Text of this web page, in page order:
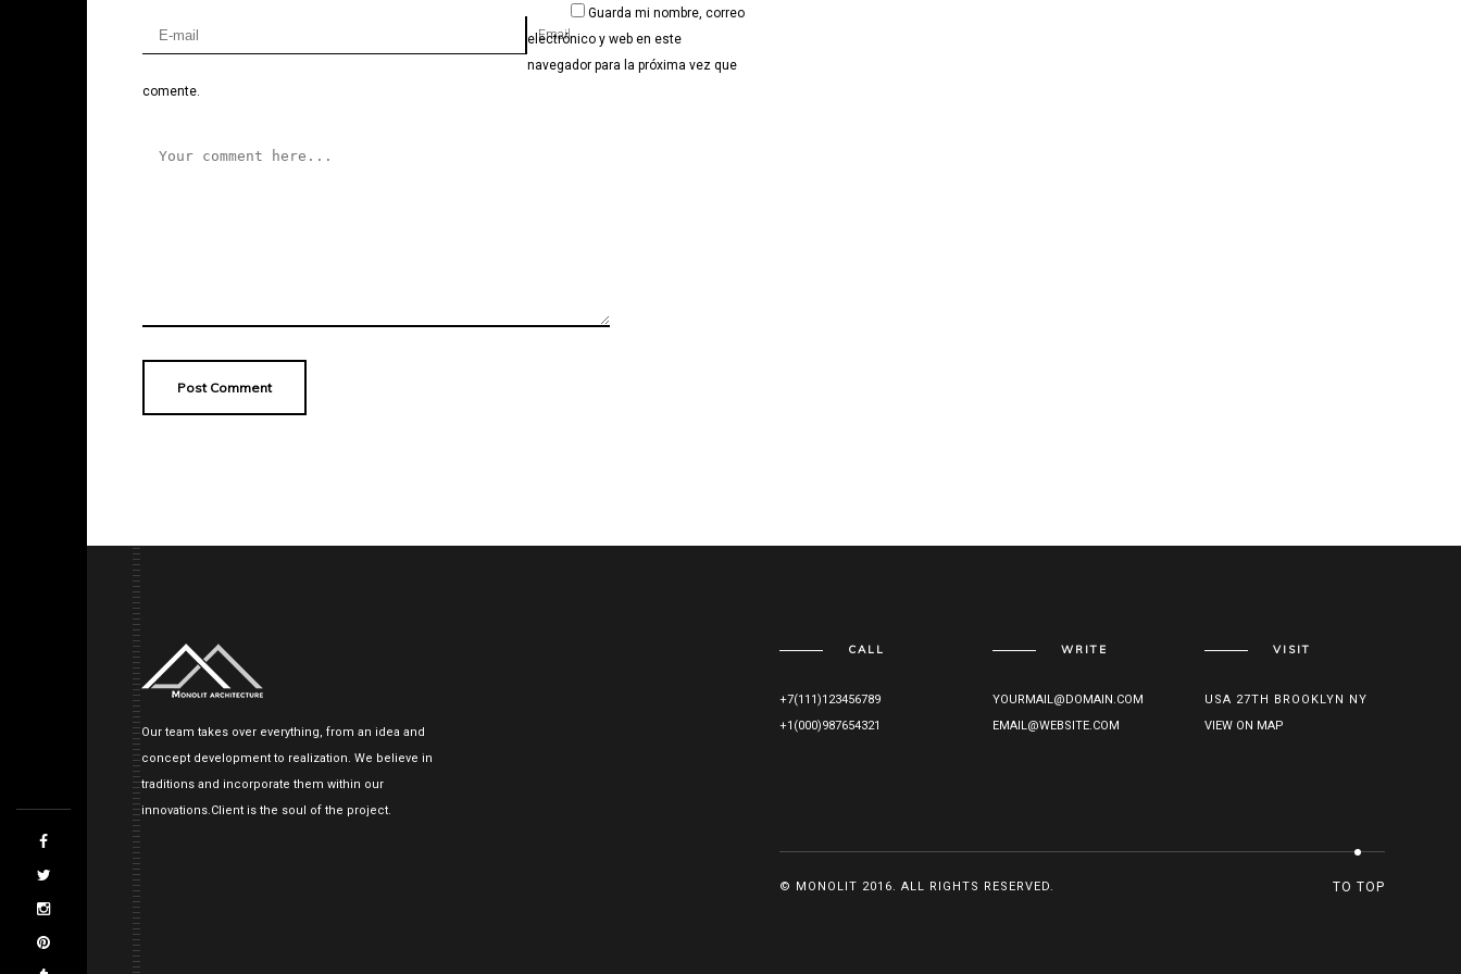
Email
Guarda mi nombre, correo
electrónico y web en este
navegador para la próxima vez que
comente.
Our team takes over everything, from an idea and
concept development to realization. We believe in
traditions and incorporate them within our
innovations.Client is the soul of the project.
CALL
+7(111)123456789
+1(000)987654321
WRITE
YOURMAIL@DOMAIN.COM
EMAIL@WEBSITE.COM
VISIT
USA 27TH BROOKLYN NY
VIEW ON MAP
© MONOLIT 2016. ALL RIGHTS RESERVED. TO TOP